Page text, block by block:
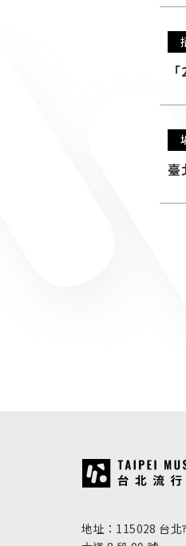
臺
:::
地址：115028 台北